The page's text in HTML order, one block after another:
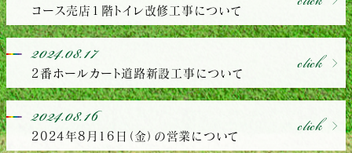
コース売店１階トイレ改修工事について
2024.08.17
2番ホールカート道路新設工事について click
2024.08.16
2024年8月16日（金）の営業について click